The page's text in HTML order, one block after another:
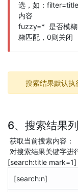
选，如：
内容
fuzzy=* 是否模糊
糊匹配，0则关闭
搜索结果默认执
6、搜索结果
获取当前搜索内容：
对搜索结果关键字进
[search:title mark=1]
[search:n]